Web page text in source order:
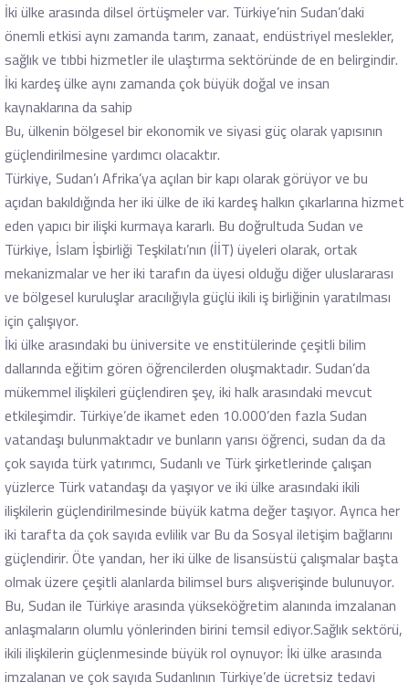
İki ülke arasında dilsel örtüşmeler var. Türkiye’nin Sudan’daki
önemli etkisi aynı zamanda tarım, zanaat, endüstriyel meslekler,
sağlık ve tıbbi hizmetler ile ulaştırma sektöründe de en belirgindir.
İki kardeş ülke aynı zamanda çok büyük doğal ve insan
kaynaklarına da sahip
Bu, ülkenin bölgesel bir ekonomik ve siyasi güç olarak yapısının
güçlendirilmesine yardımcı olacaktır.
Türkiye, Sudan’ı Afrika’ya açılan bir kapı olarak görüyor ve bu
açıdan bakıldığında her iki ülke de iki kardeş halkın çıkarlarına hizmet
eden yapıcı bir ilişki kurmaya kararlı. Bu doğrultuda Sudan ve
Türkiye, İslam İşbirliği Teşkilatı’nın (İİT) üyeleri olarak, ortak
mekanizmalar ve her iki tarafın da üyesi olduğu diğer uluslararası
ve bölgesel kuruluşlar aracılığıyla güçlü ikili iş birliğinin yaratılması
için çalışıyor.
İki ülke arasındaki bu üniversite ve enstitülerinde çeşitli bilim
dallarında eğitim gören öğrencilerden oluşmaktadır. Sudan’da
mükemmel ilişkileri güçlendiren şey, iki halk arasındaki mevcut
etkileşimdir. Türkiye’de ikamet eden 10.000’den fazla Sudan
vatandaşı bulunmaktadır ve bunların yarısı öğrenci, sudan da da
çok sayıda türk yatırımcı, Sudanlı ve Türk şirketlerinde çalışan
yüzlerce Türk vatandaşı da yaşıyor ve iki ülke arasındaki ikili
ilişkilerin güçlendirilmesinde büyük katma değer taşıyor. Ayrıca her
iki tarafta da çok sayıda evlilik var Bu da Sosyal iletişim bağlarını
güçlendirir. Öte yandan, her iki ülke de lisansüstü çalışmalar başta
olmak üzere çeşitli alanlarda bilimsel burs alışverişinde bulunuyor.
Bu, Sudan ile Türkiye arasında yükseköğretim alanında imzalanan
anlaşmaların olumlu yönlerinden birini temsil ediyor.Sağlık sektörü,
ikili ilişkilerin güçlenmesinde büyük rol oynuyor: İki ülke arasında
imzalanan ve çok sayıda Sudanlının Türkiye’de ücretsiz tedavi